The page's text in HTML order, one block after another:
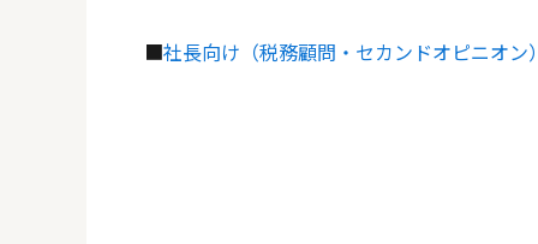
■社長向け（税務顧問・セカンドオピニオン